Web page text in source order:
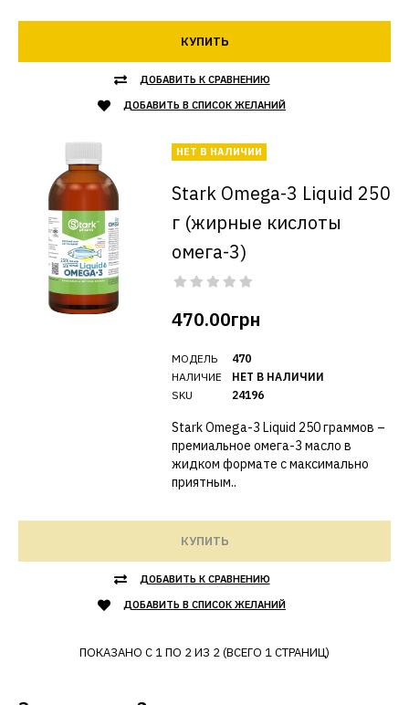
КУПИТЬ
ДОБАВИТЬ К СРАВНЕНИЮ
ДОБАВИТЬ В СПИСОК ЖЕЛАНИЙ
НЕТ В НАЛИЧИИ
Stark Omega-3 Liquid 250
г (жирные кислоты
омега-3)
470.00грн
МОДЕЛЬ
НАЛИЧИЕ
SKU
470
НЕТ В НАЛИЧИИ
24196
Stark Omega-3 Liquid 250 граммов –
премиальное омега-3 масло в
жидком формате с максимально
приятным..
КУПИТЬ
ДОБАВИТЬ К СРАВНЕНИЮ
ДОБАВИТЬ В СПИСОК ЖЕЛАНИЙ
ПОКАЗАНО С 1 ПО 2 ИЗ 2 (ВСЕГО 1 СТРАНИЦ)